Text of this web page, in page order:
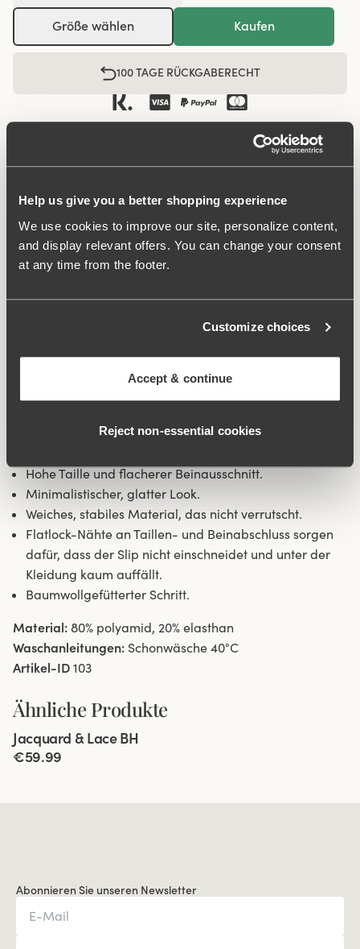
Help us give you a better shopping experience
We use cookies to improve our site, personalize content,
and display relevant offers. You can change your consent
at any time from the footer.
Customize choices
Accept & continue
Reject non‑essential cookies
Größe wählen Kaufen
100 TAGE RÜCKGABERECHT
Maxi-Slip in minimalistischem, glattem Design. Zeitloses
Design für Frauen jeden Alters. Hergestellt aus
Das Modell hat eine hohe Taille und einen flachen
Beinausschnitt. Perfekt für alle, die ein „angezogeneres“
Tragegefühl schätzen. Der Slip sitzt stabil, verliert nicht
seine Form und rutscht nicht herunter. Bietet den ganzen
„hängenbleibt“. Flatlock-Nähte an Taillen- und
Seitennaht 16 cm in Größe 38/40. Baumwolleinlage im
Hohe Taille und flacherer Beinausschnitt.
Minimalistischer, glatter Look.
Weiches, stabiles Material, das nicht verrutscht.
Flatlock-Nähte an Taillen- und Beinabschluss sorgen
dafür, dass der Slip nicht einschneidet und unter der
Kleidung kaum auffällt.
Baumwollgefütterter Schritt.
Material: 80% polyamid, 20% elasthan
Waschanleitungen: Schonwäsche 40°C
Artikel-ID 103
Ähnliche Produkte
Neue Farbe
Jacquard & Lace BH
€59.99
Abonnieren Sie unseren Newsletter